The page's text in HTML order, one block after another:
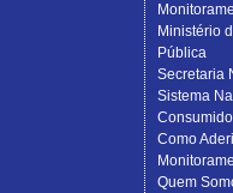
Ministério
Pública
Secretaria
Sistema
Como
Quem